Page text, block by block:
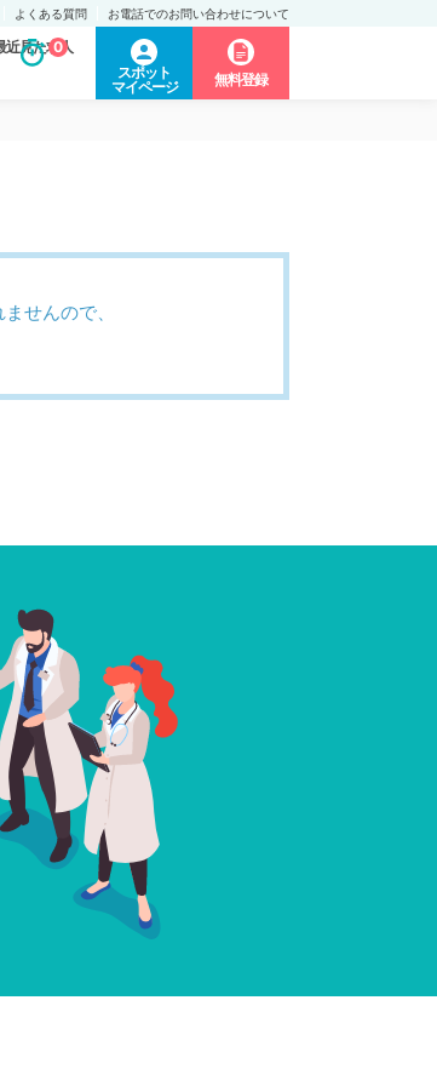
よくある質問 お電話でのお問い合わせについて
近見た求人
0
スポット
マイページ
無料登録
せんので、